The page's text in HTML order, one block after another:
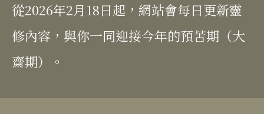
從2026年2月18日起，網站會每日更新靈
修內容，與你一同迎接今年的預苦期（大
齋期）。